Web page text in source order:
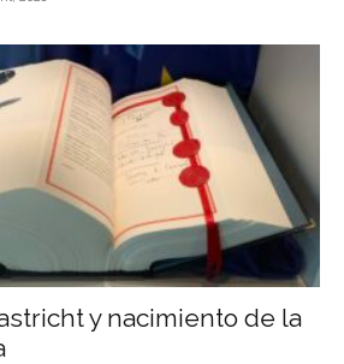
y nacimiento de la